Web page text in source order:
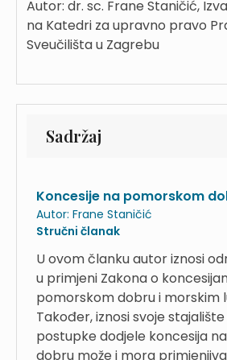
Autor: dr. sc. Frane Staničić,
na Katedri za upravno pravo
Sveučilišta u Zagrebu
Sadržaj
Koncesije na pomorskom
Autor: Frane Staničić
Stručni članak
U ovom članku autor iznosi
u primjeni Zakona o
pomorskom dobru i morskim
Također, iznosi svoje
postupke dodjele koncesija
dobru može i mora